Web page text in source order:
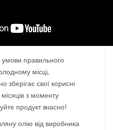
правильного
місці,
зберігає свої корисні
з моменту
продукт вчасно!
олію від виробника